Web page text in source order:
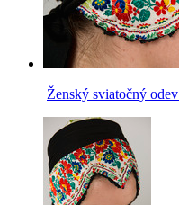
Ženský sviatočný